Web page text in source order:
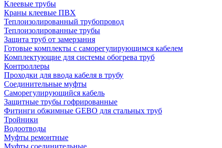
Клеевые трубы
Краны клеевые ПВХ
Теплоизолированный трубопровод
Теплоизолированные трубы
Защита труб от замерзания
Готовые комплекты с саморегулирующимся кабелем
Комплектующие для системы обогрева труб
Контроллеры
Проходки для ввода кабеля в трубу
Соединительные муфты
Саморегулирующийся кабель
Защитные трубы гофрированные
Фитинги обжимные GEBO для стальных труб
Тройники
Водоотводы
Муфты ремонтные
Муфты соединительные